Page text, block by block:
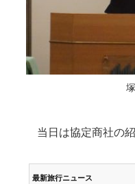
当日は協定商社の紹
最新旅行ニュース